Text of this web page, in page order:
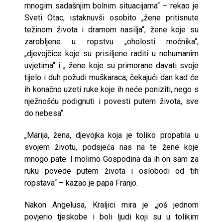
mnogim sadašnjim bolnim situacijama“ – rekao je
Sveti Otac, istaknuvši osobito „žene pritisnute
težinom života i dramom nasilja“, žene koje su
zarobljene u ropstvu „oholosti moćnika“,
„djevojčice koje su prisiljene raditi u nehumanim
uvjetima“ i „ žene koje su primorane davati svoje
tijelo i duh požudi muškaraca, čekajući dan kad će
ih konačno uzeti ruke koje ih neće poniziti, nego s
nježnošću podignuti i povesti putem života, sve
do nebesa“.
„Marija, žena, djevojka koja je toliko propatila u
svojem životu, podsjeća nas na te žene koje
mnogo pate. I molimo Gospodina da ih on sam za
ruku povede putem života i oslobodi od tih
ropstava“ – kazao je papa Franjo.
Nakon Angelusa, Kraljici mira je „još jednom
povjerio tjeskobe i boli ljudi koji su u tolikim